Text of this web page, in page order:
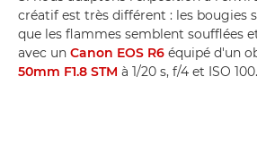
créatif est très différent : les bougies
que les flammes semblent soufflées
avec un Canon EOS R6 équipé d'un
50mm F1.8 STM à 1/20 s, f/4 et ISO 100.